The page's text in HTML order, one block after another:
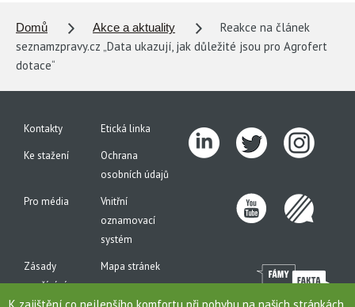
Domů Akce a aktuality
Reakce na článek
seznamzpravy.cz „Data ukazují, jak důležité jsou pro Agrofert
dotace“
Kontakty
Etická linka
Ke stažení
Ochrana
osobních údajů
Pro média
Vnitřní
oznamovací
systém
Zásady
používání
cookies
Mapa stránek